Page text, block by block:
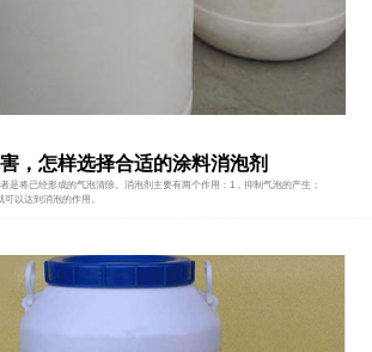
，怎样选择合适的涂料消泡剂
是将已经形成的气泡清除。消泡剂主要有两个作用：1，抑制气泡的产生；
以达到消泡的作用。